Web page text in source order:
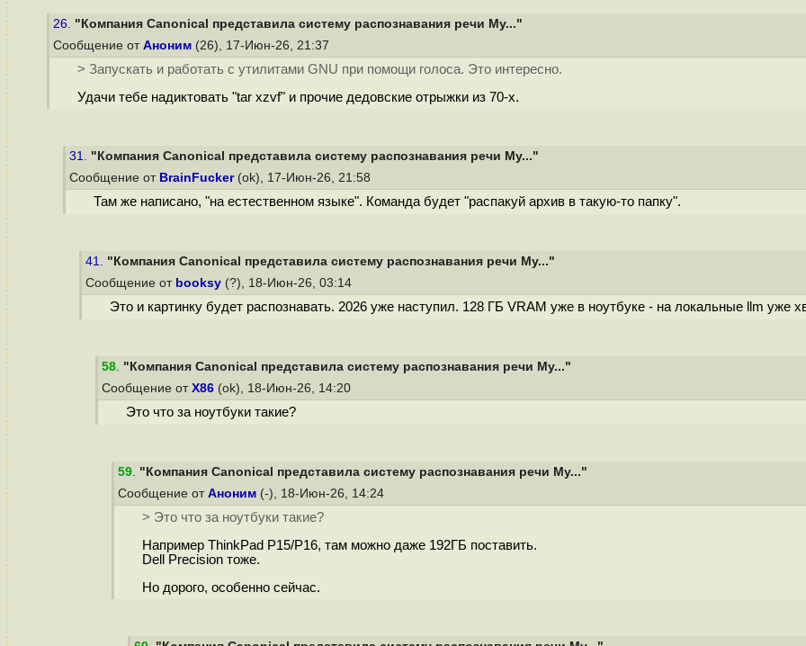
26. "Компания Canonical представила систему распознавания речи My..."
Сообщение от Аноним (26), 17-Июн-26, 21:37
> Запускать и работать с утилитами GNU при помощи голоса. Это интересно.
Удачи тебе надиктовать "tar xzvf" и прочие дедовские отрыжки из 70-х.
31. "Компания Canonical представила систему распознавания речи My..."
Сообщение от BrainFucker(ok), 17-Июн-26, 21:58
Там же написано, "на естественном языке". Команда будет "распакуй архив в такую-то папку".
41. "Компания Canonical представила систему распознавания речи My..."
Сообщение от booksy (?), 18-Июн-26, 03:14
Это и картинку будет распознавать. 2026 уже наступил. 128 ГБ VRAM уже в ноутбуке - на локальные llm уже
58. "Компания Canonical представила систему распознавания речи My..."
Сообщение от X86 (ok), 18-Июн-26, 14:20
Это что за ноутбуки такие?
59. "Компания Canonical представила систему распознавания речи My..."
Сообщение от Аноним (-), 18-Июн-26, 14:24
> Это что за ноутбуки такие?
Например ThinkPad P15/P16, там можно даже 192ГБ поставить.
Dell Precision тоже.
Но дорого, особенно сейчас.